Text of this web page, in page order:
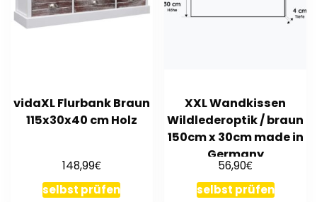
vidaXL Flurbank Braun
115x30x40 cm Holz
148,99€
selbst prüfen
XXL Wandkissen
Wildlederoptik / braun
150cm x 30cm made in
Germany
56,90€
selbst prüfen